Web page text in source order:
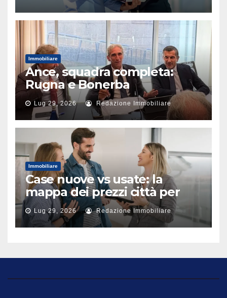
Immobiliare
Ance, squadra completa:
Rugna e Bonerba
vicepresidenti
Lug 29, 2026 Redazione Immobiliare
Immobiliare
Case nuove vs usate: la
mappa dei prezzi città per
città
Lug 29, 2026 Redazione Immobiliare